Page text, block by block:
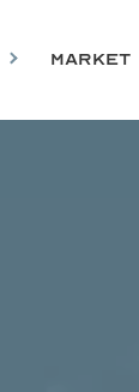
MARKET